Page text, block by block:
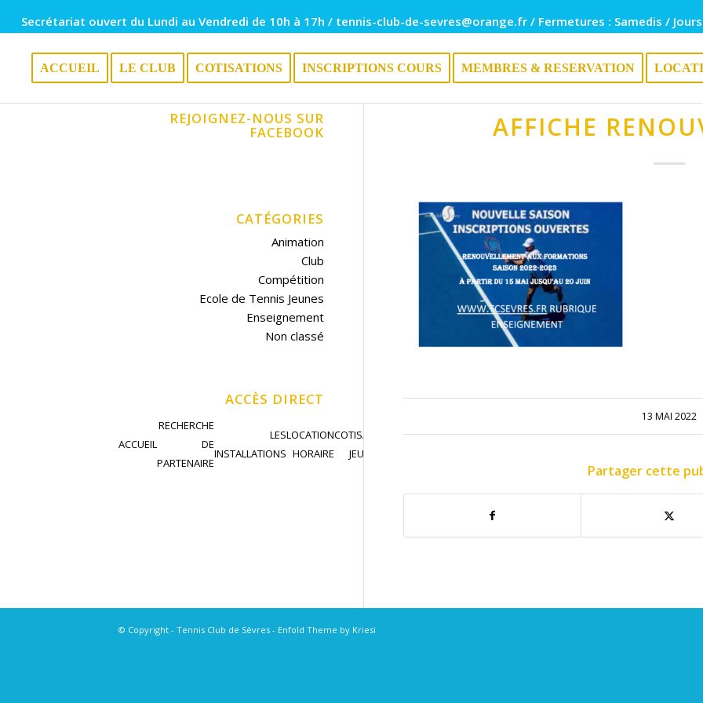
Secrétariat ouvert du Lundi au Vendredi de 10h à 17h / tennis-club-de-sevres@orange.fr / Fermetures : Samedis /
ACCUEIL LE CLUB COTISATIONS INSCRIPTIONS COURS MEMBRES & RESERVATION
AFFICHE
13 MAI 2022
Partager cette
REJOIGNEZ-NOUS SUR
FACEBOOK
CATÉGORIES
Animation
Club
Compétition
Ecole de Tennis Jeunes
Enseignement
Non classé
ACCÈS DIRECT
ACCUEIL
RECHERCHE
DE
PARTENAIRE
LES
INSTALLATIONS
LOCATION
HORAIRE
COTISATION
JEU LIBRE
JOUER EN
© Copyright - Tennis Club de Sèvres - Enfold Theme by Kriesi